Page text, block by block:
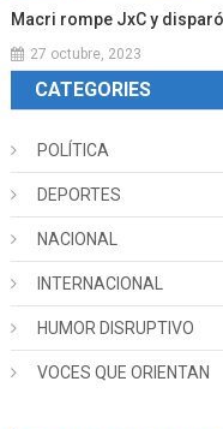
Macri rompe JxC y
27 octubre, 2023
CATEGORIES
POLÍTICA
DEPORTES
NACIONAL
INTERNACIONAL
HUMOR DISRUPTIVO
VOCES QUE ORIENTAN